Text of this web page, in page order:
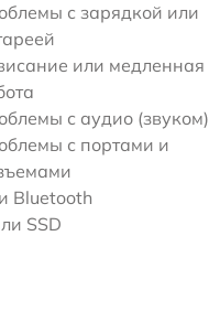
с зарядкой или
или медленная
с аудио (звуком)
с портами и
Bluetooth
SSD